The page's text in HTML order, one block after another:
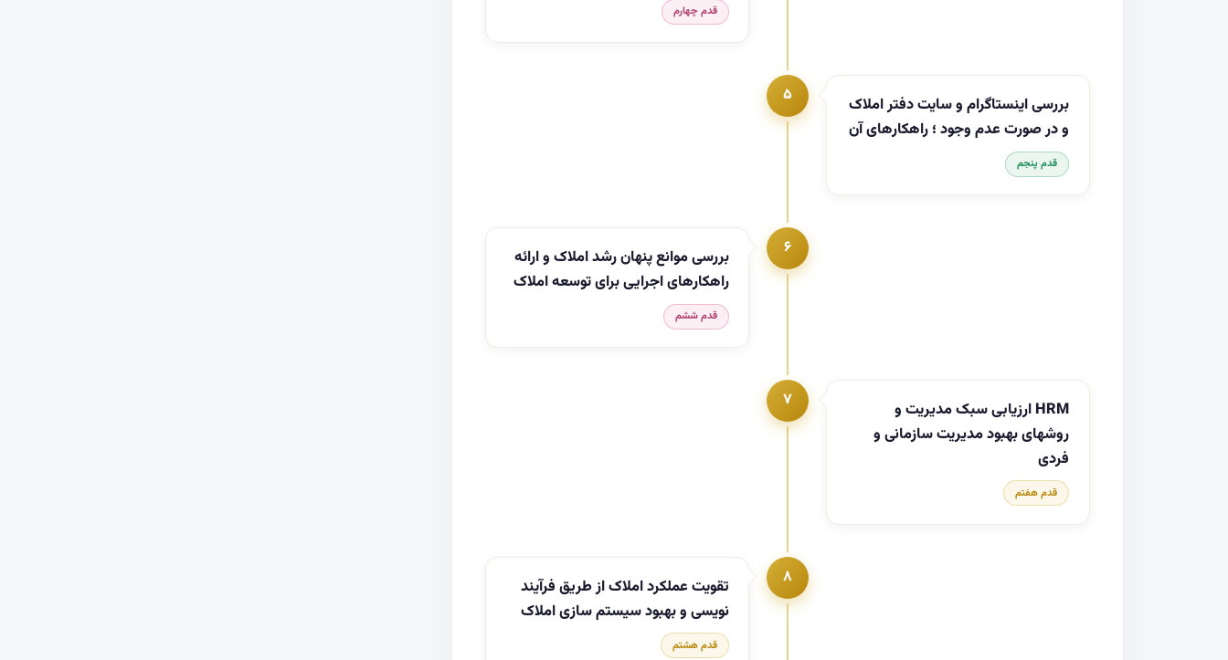
قدم چهارم
۵
بررسی اینستاگرام و سایت دفتر املاک
و در صورت عدم وجود ؛ راهکارهای آن
قدم پنجم
۶
بررسی موانع پنهان رشد املاک و ارائه
راهکارهای اجرایی برای توسعه املاک
قدم ششم
۷
HRM ارزیابی سبک مدیریت و
روشهای بهبود مدیریت سازمانی و
فردی
قدم هفتم
۸
تقویت عملکرد املاک از طریق فرآیند
نویسی و بهبود سیستم سازی املاک
قدم هشتم